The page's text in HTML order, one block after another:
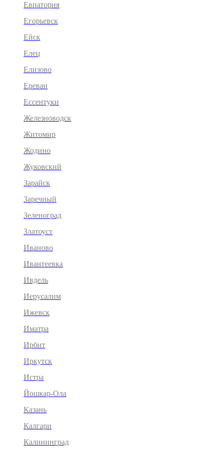
Евпатория
Егорьевск
Ейск
Елец
Елизово
Ереван
Ессентуки
Железноводск
Житомир
Жодино
Жуковский
Зарайск
Заречный
Зеленоград
Златоуст
Иваново
Ивантеевка
Ивдель
Иерусалим
Ижевск
Иматра
Ирбит
Иркутск
Истра
Йошкар-Ола
Казань
Калгари
Калининград